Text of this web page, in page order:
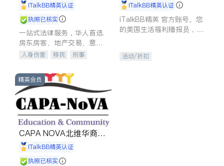
iTalkBB精英认证
执照已核实
一站式法律服务，华人首选.
房东房客、地产交易、意外
伤害、车祸重伤、商业诉
建筑合同、刑事案件全包办
人身伤害 移民
刑事
信托/遗嘱
商业
索赔
律师-其它 保释
iTalkBB精英认证
iTalkBB精英 官方账号。您
的美国生活福利播报员，精
专属福利。
活动/折扣
精英会员
CAPA NOVA北维华裔家
长会iTalkBB精英认证
执照已核实